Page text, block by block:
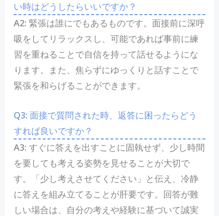
い時はどうしたらいいですか？
A2: 緊張は誰にでもあるものです。面接前に深呼
吸をしてリラックスし、可能であれば事前に練
習を重ねることで自信を持って話せるようにな
ります。また、焦らずにゆっくりと話すことで
緊張を和らげることができます。
Q3: 面接で質問された時、返答に困ったらどう
すれば良いですか？
A3:‍ すぐに答えを出すことに固執せず、少し時間
を要しても考える姿勢を見せることが大切で
す。「少し考えさせてください」と伝え、冷静
に答えを組み立てることが肝要です。回答が難
しい場合は、自分の考えや経験に基づいて誠実